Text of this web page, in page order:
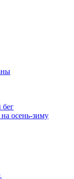
осень-зиму